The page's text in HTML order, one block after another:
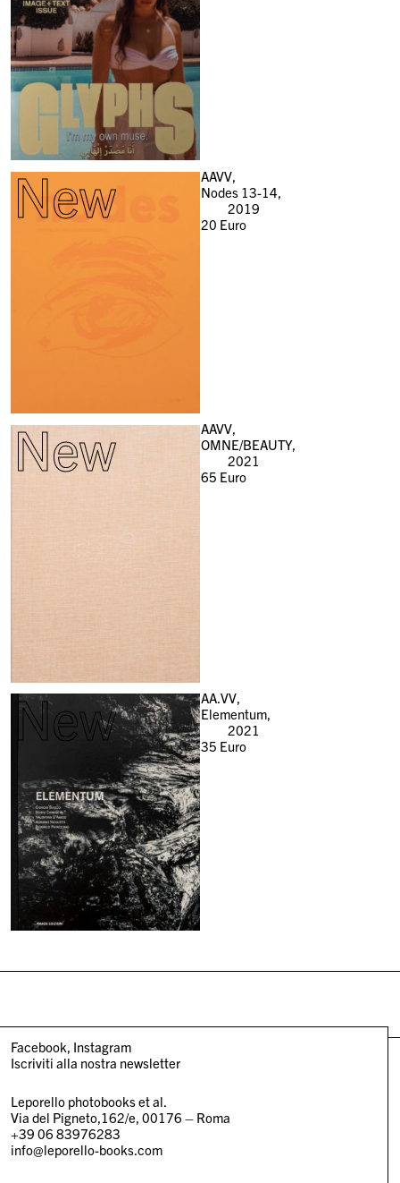
New
AAVV,
Nodes 13-14,
2019
20 Euro
New
AAVV,
OMNE/BEAUTY,
2021
65 Euro
New
AA.VV,
Elementum,
2021
35 Euro
Facebook Instagram
Iscriviti alla nostra newsletter
Leporello photobooks et al.
Via del Pigneto,162/e, 00176 – Roma
+39 06 83976283
info@leporello-books.com